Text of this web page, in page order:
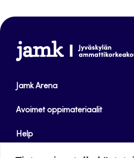
www.jamk.fi
Jamk Arena
Avoimet oppimateriaalit
Help